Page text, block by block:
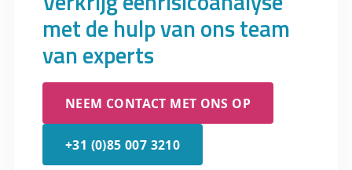
gemaakt moeten worden in een van de
eerdere fases. Certification Experts biedt
Safexpert-software aan waarmee
fabrikanten hun eigen risicoanalyses
heeft verschillende sjablonen voor
risicoanalyses, wat zorgt voor een
gemakkelijker proces bij het opstellen van
met de hulp van ons team
van experts
NEEM CONTACT MET ONS OP
+31 (0)85 007 3210